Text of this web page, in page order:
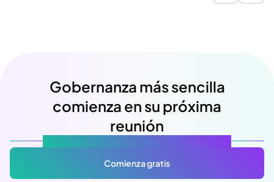
Gobernanza más sencilla
comienza en su próxima
reunión
Comienza gratis